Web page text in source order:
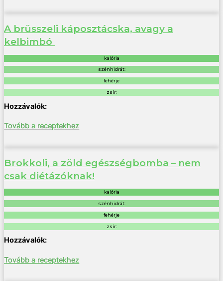
A brüsszeli káposztácska, avagy a
kelbimbó
kalória
szénhidrát:
fehérje
zsír:
Tovább a receptekhez
Brokkoli, a zöld egészségbomba – nem
csak diétázóknak!
kalória
szénhidrát:
fehérje
zsír:
Tovább a receptekhez